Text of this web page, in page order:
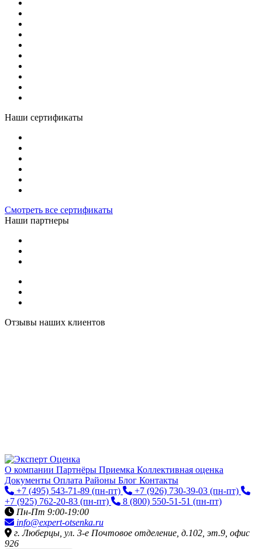
Наши сертификаты
Смотреть все сертификаты
Наши партнеры
Отзывы наших клиентов
О компании Партнёры Приемка Коллективная оценка
Документы Оплата Районы Блог Контакты
+7 (495) 543-71-89 (пн-пт) +7 (926) 730-39-03 (пн-пт)
+7 (925) 762-20-83 (пн-пт) 8 (800) 550-51-51 (пн-пт)
Пн-Пт 9:00-19:00
info@expert-otsenka.ru
г. Люберцы, ул. 3-е Почтовое отделение, д.102, эт.9, офис
926